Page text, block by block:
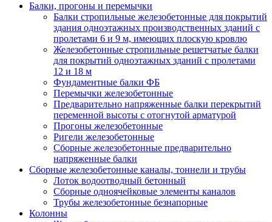
Балки, прогоны и перемычки
Балки стропильные железобетонные для покрытий
здания одноэтажных производственных зданий с
пролетами 6 и 9 м, имеющих плоскую кровлю
Железобетонные стропильные решетчатые балки
для покрытий одноэтажных зданий с пролетами
12 и 18 м
Фундаментные балки ФБ
Перемычки железобетонные
Предварительно напряженные балки перекрытий
переменной высоты с отогнутой арматурой
Прогоны железобетонные
Ригели железобетонные
Сборные железобетонные предварительно
напряженные балки
Сборные железобетонные каналы, тоннели и трубы
Лоток водоотводный бетонный
Сборные одноячейковые элементы каналов
Трубы железобетонные безнапорные
Колонны